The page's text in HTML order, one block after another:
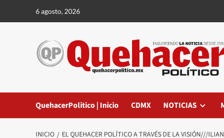
6 agosto, 2026
QuehacerPolitico | Inicio CDMX NOTICIAS
INICIO EL QUEHACER POLÍTICO A TRAVÉS DE LA VISIÓN///